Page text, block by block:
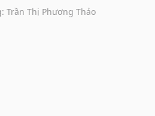
Trần Thị Phương Thảo